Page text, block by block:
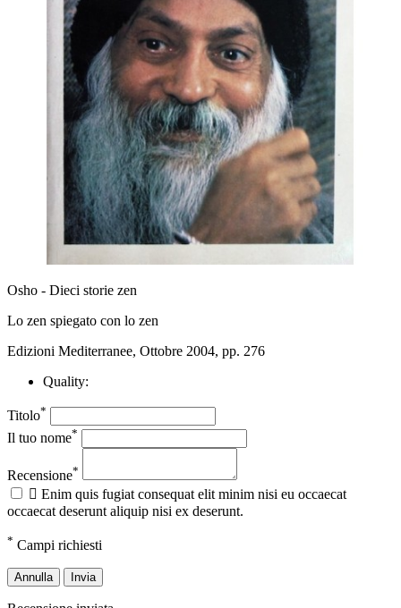
Osho - Dieci storie zen
Lo zen spiegato con lo zen
Edizioni Mediterranee, Ottobre 2004, pp. 276
Quality:
Titolo*
Il tuo nome*
Recensione*
 Enim quis fugiat consequat elit minim nisi eu occaecat
occaecat deserunt aliquip nisi ex deserunt.
* Campi richiesti
Annulla Invia